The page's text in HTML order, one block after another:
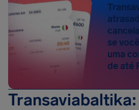
se
uma
de até
Transaviabaltika: